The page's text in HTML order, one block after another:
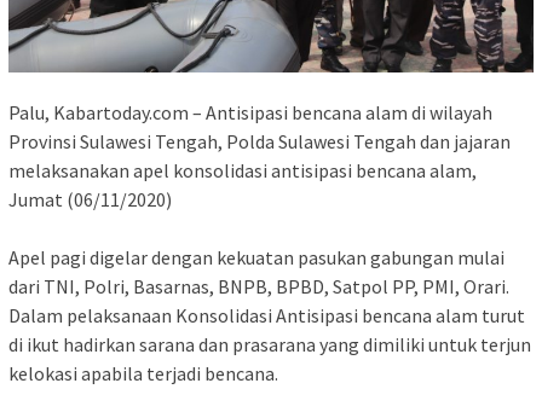
Palu, Kabartoday.com – Antisipasi bencana alam di wilayah
Provinsi Sulawesi Tengah, Polda Sulawesi Tengah dan jajaran
melaksanakan apel konsolidasi antisipasi bencana alam,
Jumat (06/11/2020)
Apel pagi digelar dengan kekuatan pasukan gabungan mulai
dari TNI, Polri, Basarnas, BNPB, BPBD, Satpol PP, PMI, Orari.
Dalam pelaksanaan Konsolidasi Antisipasi bencana alam turut
di ikut hadirkan sarana dan prasarana yang dimiliki untuk terjun
kelokasi apabila terjadi bencana.